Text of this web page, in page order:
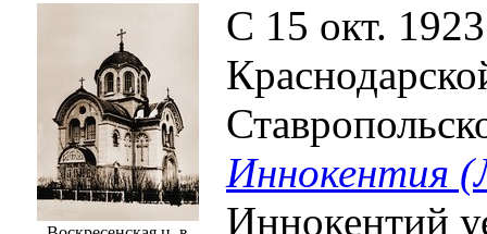
С 15 окт.
Иннокентия
Иннокентий